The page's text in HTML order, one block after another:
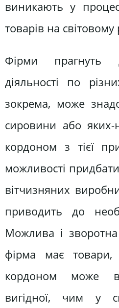
виникають у
товарів на світовому
Фірми прагнуть
діяльності по
зокрема, може
сировини або яких-
кордоном з тієї
можливості
вітчизняних
приводить до
Можлива і
фірма має
кордоном може
вигідної, чим у